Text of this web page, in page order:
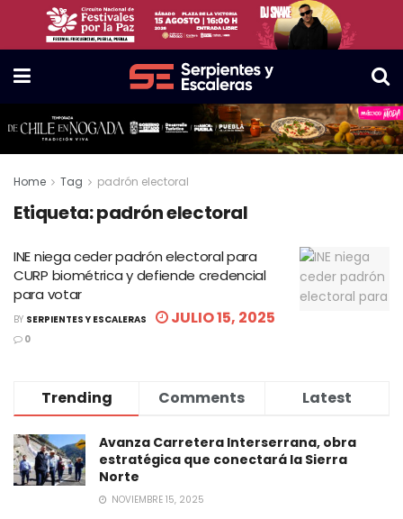
Home Tag padrón electoral
Etiqueta:padrón electoral
INE niega ceder padrón electoral para
CURP biométrica y defiende credencial
para votar
BY SERPIENTES Y ESCALERAS JULIO 15, 2025
0
Trending Comments Latest
Avanza Carretera Interserrana, obra
estratégica que conectará la Sierra
Norte
NOVIEMBRE 15, 2025